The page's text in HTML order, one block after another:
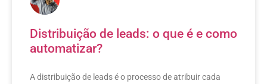
Distribuição de leads: o que é e como
automatizar?
A distribuição de leads é o processo de atribuir cada